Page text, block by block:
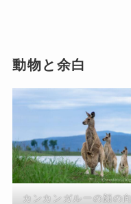
動物と余白
カンカンガルーの顔の